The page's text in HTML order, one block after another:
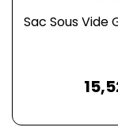
Sac Sous Vide